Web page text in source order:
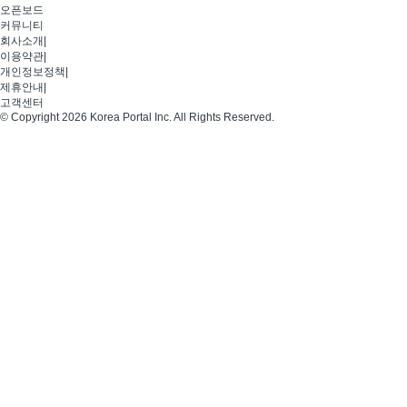
오픈보드
커뮤니티
회사소개
이용약관
개인정보정책
제휴안내
고객센터
© Copyright 2026 Korea Portal Inc. All Rights Reserved.